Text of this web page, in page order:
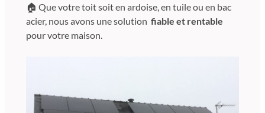
🏠 Que votre toit soit en ardoise, en tuile ou en bac
acier, nous avons une solution fiable et rentable
pour votre maison.